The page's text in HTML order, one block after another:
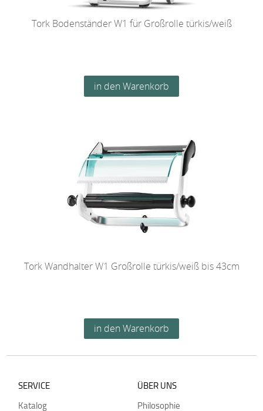
Tork Bodenständer W1 für Großrolle türkis/weiß
Tork Wandhalter W1 Großrolle türkis/weiß bis 43cm
SERVICE
Katalog
ÜBER UNS
Philosophie